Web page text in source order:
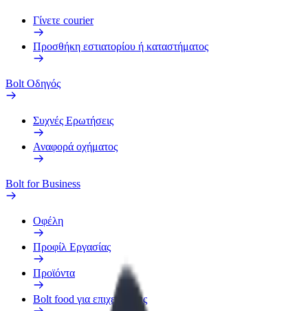
Γίνετε courier
Προσθήκη εστιατορίου ή καταστήματος
Bolt Οδηγός
Συχνές Ερωτήσεις
Αναφορά οχήματος
Bolt for Business
Οφέλη
Προφίλ Εργασίας
Προϊόντα
Bolt food για επιχειρήσεις